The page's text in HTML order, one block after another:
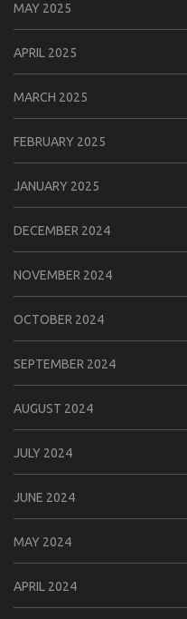
MAY 2025
APRIL 2025
MARCH 2025
FEBRUARY 2025
JANUARY 2025
DECEMBER 2024
NOVEMBER 2024
OCTOBER 2024
SEPTEMBER 2024
AUGUST 2024
JULY 2024
JUNE 2024
MAY 2024
APRIL 2024